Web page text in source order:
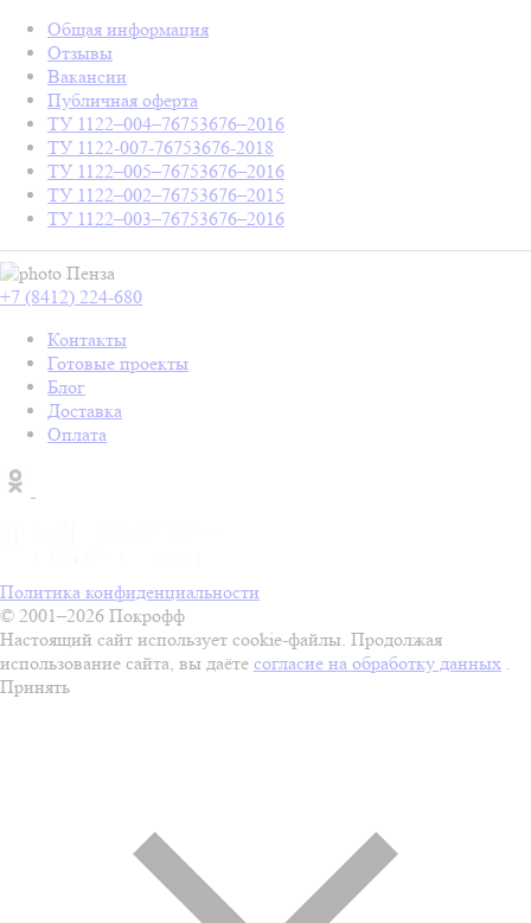
Общая информация
Отзывы
Вакансии
Публичная оферта
ТУ 1122–004–76753676–2016
ТУ 1122-007-76753676-2018
ТУ 1122–005–76753676–2016
ТУ 1122–002–76753676–2015
ТУ 1122–003–76753676–2016
Пенза
+7 (8412) 224-680
Контакты
Готовые проекты
Блог
Доставка
Оплата
Политика конфиденциальности
© 2001–2026 Покрофф
Настоящий сайт использует cookie-файлы. Продолжая
использование сайта, вы даёте согласие на обработку данных .
Принять